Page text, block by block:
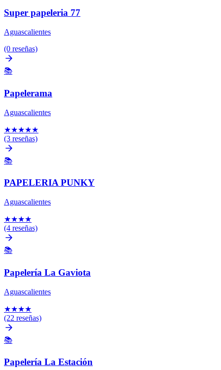
Super papeleria 77
Aguascalientes
(0 reseñas)
📚
Papelerama
Aguascalientes
★★★★★
(3 reseñas)
📚
PAPELERIA PUNKY
Aguascalientes
★★★★
(4 reseñas)
📚
Papelería La Gaviota
Aguascalientes
★★★★
(22 reseñas)
📚
Papelería La Estación